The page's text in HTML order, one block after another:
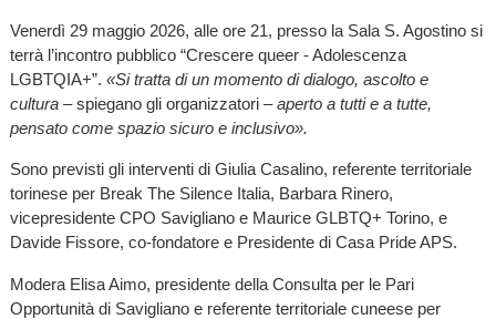
Venerdì 29 maggio 2026, alle ore 21, presso la Sala S. Agostino si
terrà l’incontro pubblico “Crescere queer - Adolescenza
LGBTQIA+”. «Si tratta di un momento di dialogo, ascolto e
cultura– spiegano gli organizzatori –aperto a tutti e a tutte,
pensato come spazio sicuro e inclusivo».
Sono previsti gli interventi di Giulia Casalino, referente territoriale
torinese per Break The Silence Italia, Barbara Rinero,
vicepresidente CPO Savigliano e Maurice GLBTQ+ Torino, e
Davide Fissore, co-fondatore e Presidente di Casa Pride APS.
Modera Elisa Aimo, presidente della Consulta per le Pari
Opportunità di Savigliano e referente territoriale cuneese per